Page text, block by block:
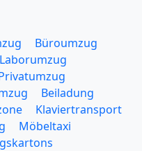
Büroumzug
Laborumzug
Beiladung
Klaviertransport
Möbeltaxi